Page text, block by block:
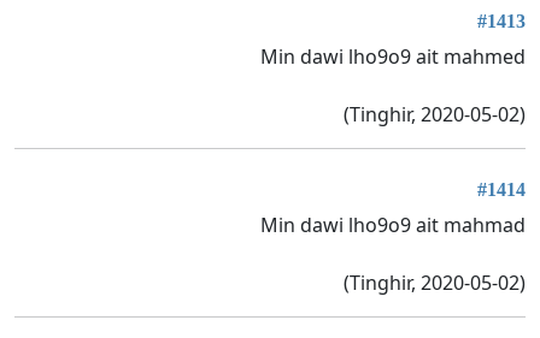
#1413
Min dawi lho9o9 ait mahmed
(Tinghir, 2020-05-02)
#1414
Min dawi lho9o9 ait mahmad
(Tinghir, 2020-05-02)